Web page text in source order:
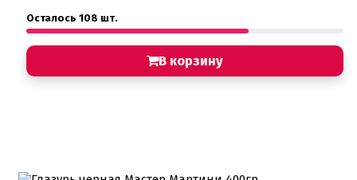
Осталось 108 шт.
В корзину